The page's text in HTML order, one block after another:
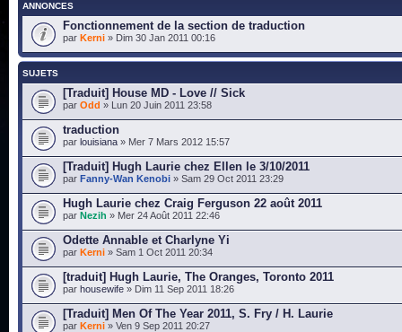
ANNONCES
Fonctionnement de la section de traduction
par Kerni » Dim 30 Jan 2011 00:16
SUJETS
[Traduit] House MD - Love // Sick
par Odd » Lun 20 Juin 2011 23:58
traduction
par louisiana » Mer 7 Mars 2012 15:57
[Traduit] Hugh Laurie chez Ellen le 3/10/2011
par Fanny-Wan Kenobi » Sam 29 Oct 2011 23:29
Hugh Laurie chez Craig Ferguson 22 août 2011
par Nezih » Mer 24 Août 2011 22:46
Odette Annable et Charlyne Yi
par Kerni » Sam 1 Oct 2011 20:34
[traduit] Hugh Laurie, The Oranges, Toronto 2011
par housewife » Dim 11 Sep 2011 18:26
[Traduit] Men Of The Year 2011, S. Fry / H. Laurie
par Kerni » Ven 9 Sep 2011 20:27